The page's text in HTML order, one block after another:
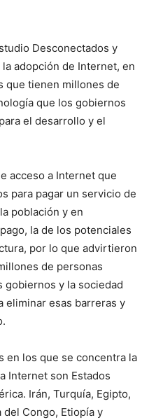
Desconectados y
adopción de Internet, en
que tienen millones de
que los gobiernos
el desarrollo y el
acceso a Internet que
para pagar un servicio de
población y en
la de los potenciales
por lo que advirtieron
de personas
gobiernos y la sociedad
eliminar esas barreras y
en los que se concentra la
Internet son Estados
Irán, Turquía, Egipto,
del Congo, Etiopía y